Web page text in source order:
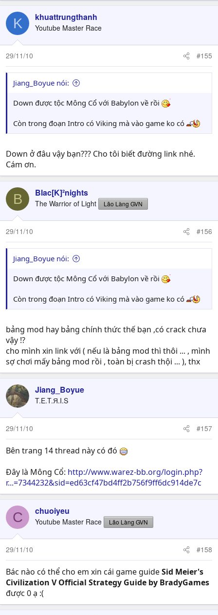
K khuattrungthanh
Youtube Master Race
29/11/10 #155
Jiang_Boyue nói:
Down được tộc Mông Cổ với Babylon về rồi
Còn trong đoạn Intro có Viking mà vào game ko có
Down ở đâu vậy bạn??? Cho tôi biết đường link nhé.
Cám ơn.
B Blac[K]²nights
The Warrior of Light Lão Làng GVN
29/11/10 #156
Jiang_Boyue nói:
Down được tộc Mông Cổ với Babylon về rồi
Còn trong đoạn Intro có Viking mà vào game ko có
bảng mod hay bảng chính thức thế bạn ,có crack chưa
vậy !?
cho mình xin link với ( nếu là bảng mod thì thôi ... , mình
sợ chơi mấy bảng mod rồi , toàn bị crash thội ... ), thx
Jiang_Boyue
T.E.T.Я.I.S
29/11/10 #157
Bên trang 14 thread này có đó
Đây là Mông Cổ: http://www.warez-bb.org/login.php?
r...=7344232&sid=ed63cf47bd4ff2b756f9ff6dc914de7c
C chuoiyeu
Youtube Master Race Lão Làng GVN
29/11/10 #158
Bác nào có thể cho em xin cái game guideSid Meier's
Civilization V Official Strategy Guide by BradyGames
được 0 ạ :(